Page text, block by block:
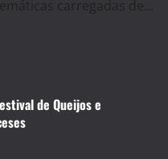
carregadas de...
de Queijos e